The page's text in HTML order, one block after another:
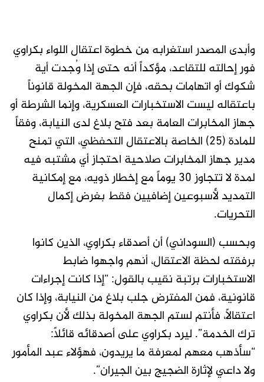
وأبدى المصدر استغرابه من خطوة اعتقال اللواء بكراوي
فور إحالته للتقاعد، مؤكداً أنه حتى إذا وُجدت أية
شكوك أو اتهامات بحقه، فإن الجهة المخولة قانوناً
باعتقاله ليست الاستخبارات العسكرية، وإنما الشرطة أو
جهاز المخابرات العامة بعد فتح بلاغ لدى النيابة، وفقاً
للمادة (25) الخاصة بالاعتقال التحفظي، التي تمنح
مدير جهاز المخابرات صلاحية احتجاز أي مشتبه فيه
لمدة لا تتجاوز 30 يوماً مع إخطار ذويه، مع إمكانية
التمديد لأسبوعين إضافيين فقط بغرض إكمال
التحريات.
وبحسب (السوداني) أن أصدقاء بكراوي، الذين كانوا
برفقته لحظة الاعتقال، أنهم واجهوا ضابط
الاستخبارات برتبة نقيب بالقول: “إذا كانت إجراءات
قانونية، فمن المفترض جلب بلاغ من النيابة، وإذا كان
اعتقالًا، فأنتم لستم الجهة المخولة بذلك لأن بكراوي
ترك الخدمة”. ليرد بكراوي على أصدقائه قائلاً:
“سأذهب معهم لمعرفة ما يريدون، فهؤلاء عبد المأمور
ولا داعي لإثارة الضجيج بين الجيران”.